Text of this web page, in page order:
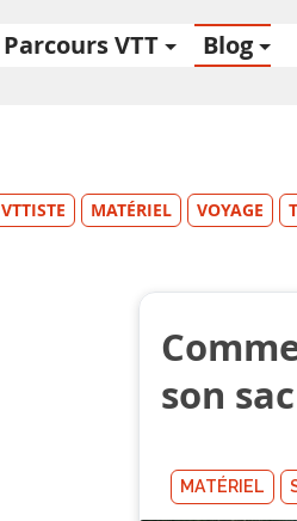
Parcours VTT Blog
VTTISTE MATÉRIEL VOYAGE
son
MATÉRIEL